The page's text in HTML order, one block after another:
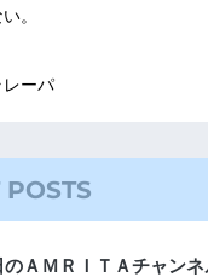
。
ーパ
POSTS
のＡＭＲＩＴＡチャンネ